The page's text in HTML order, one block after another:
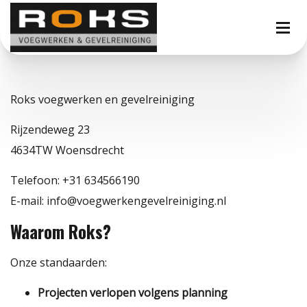
Roks voegwerken en gevelreiniging
Rijzendeweg 23
4634TW Woensdrecht
Telefoon: +31 634566190
E-mail: info@voegwerkengevelreiniging.nl
Waarom Roks?
Onze standaarden:
Projecten verlopen volgens planning